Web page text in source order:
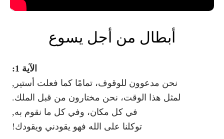
أبطال من أجل يسوع
الآية 1:
نحن مدعوون للوقوف، تمامًا كما فعلت أستير,
لمثل هذا الوقت، نحن مختارون من قبل الملك.
في كل مكان، وفي كل ما نقوم به,
توكلنا على الله فهو يقودني ويقودك!